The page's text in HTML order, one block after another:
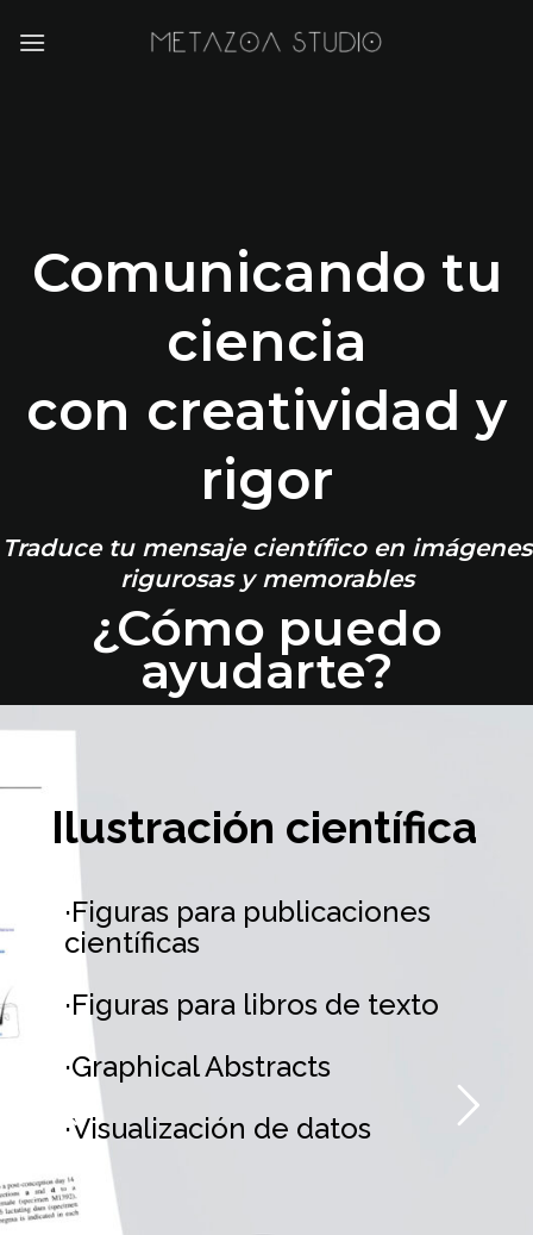
Comunicando tu
ciencia
con creatividad y
rigor
Traduce tu mensaje científico en imágenes
rigurosas y memorables
¿Cómo puedo
ayudarte?
Ilustración científica
·Figuras para publicaciones
científicas
·Figuras para libros de texto
·Graphical Abstracts
·Visualización de datos